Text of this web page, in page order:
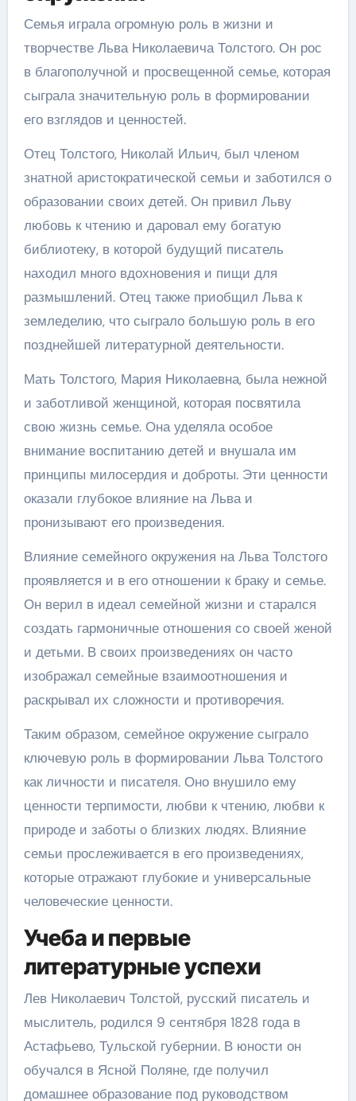
Семья играла огромную роль в жизни и
творчестве Льва Николаевича Толстого. Он рос
в благополучной и просвещенной семье, которая
сыграла значительную роль в формировании
его взглядов и ценностей.
Отец Толстого, Николай Ильич, был членом
знатной аристократической семьи и заботился о
образовании своих детей. Он привил Льву
любовь к чтению и даровал ему богатую
библиотеку, в которой будущий писатель
находил много вдохновения и пищи для
размышлений. Отец также приобщил Льва к
земледелию, что сыграло большую роль в его
позднейшей литературной деятельности.
Мать Толстого, Мария Николаевна, была нежной
и заботливой женщиной, которая посвятила
свою жизнь семье. Она уделяла особое
внимание воспитанию детей и внушала им
принципы милосердия и доброты. Эти ценности
оказали глубокое влияние на Льва и
пронизывают его произведения.
Влияние семейного окружения на Льва Толстого
проявляется и в его отношении к браку и семье.
Он верил в идеал семейной жизни и старался
создать гармоничные отношения со своей женой
и детьми. В своих произведениях он часто
изображал семейные взаимоотношения и
раскрывал их сложности и противоречия.
Таким образом, семейное окружение сыграло
ключевую роль в формировании Льва Толстого
как личности и писателя. Оно внушило ему
ценности терпимости, любви к чтению, любви к
природе и заботы о близких людях. Влияние
семьи прослеживается в его произведениях,
которые отражают глубокие и универсальные
человеческие ценности.
Учеба и первые
литературные успехи
Лев Николаевич Толстой, русский писатель и
мыслитель, родился 9 сентября 1828 года в
Астафьево, Тульской губернии. В юности он
обучался в Ясной Поляне, где получил
домашнее образование под руководством